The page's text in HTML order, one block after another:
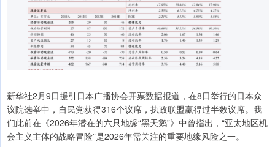
新华社2月9日援引日本广播协会开票数据报道，在8日举行的日本众
议院选举中，自民党获得316个议席，执政联盟赢得过半数议席。我
们此前在《2026年潜在的六只地缘“黑天鹅”》中曾指出，“亚太地区机
会主义主体的战略冒险”是2026年需关注的重要地缘风险之一。